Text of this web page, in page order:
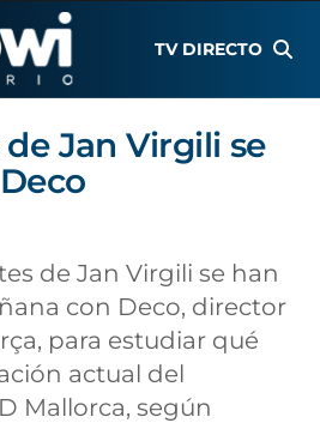
TV DIRECTO
Jan Virgili se
de Jan Virgili se han
con Deco, director
para estudiar qué
actual del
Mallorca, según